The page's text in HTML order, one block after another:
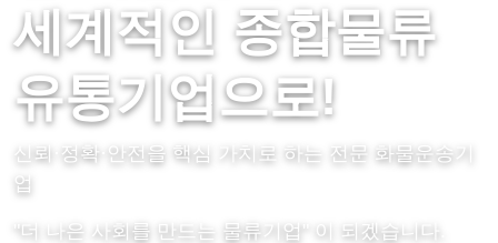
세계적인 종합물류
유통기업으로!
신뢰·정확·안전을 핵심 가치로 하는 전문 화물운송기
업
"더 나은 사회를 만드는 물류기업" 이 되겠습니다.